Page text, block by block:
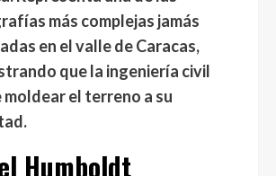
más complejas jamás
en el valle de Caracas,
que la ingeniería civil
moldear el terreno a su
Humboldt